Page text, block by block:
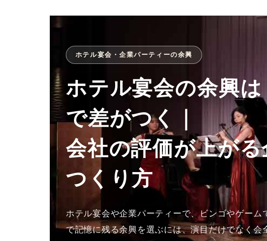
ホテル宴会・企業パーティーの余興
ホテル宴会の余興
で差がつく｜
会社の評価が上が
つくり方
ホテル宴会や企業パーティーで、ビンゴやゲー
で記憶に残る余興を選ぶには、演目だけでなく